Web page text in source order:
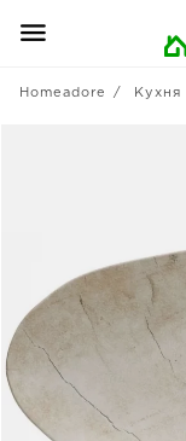
Homeadore Кухня